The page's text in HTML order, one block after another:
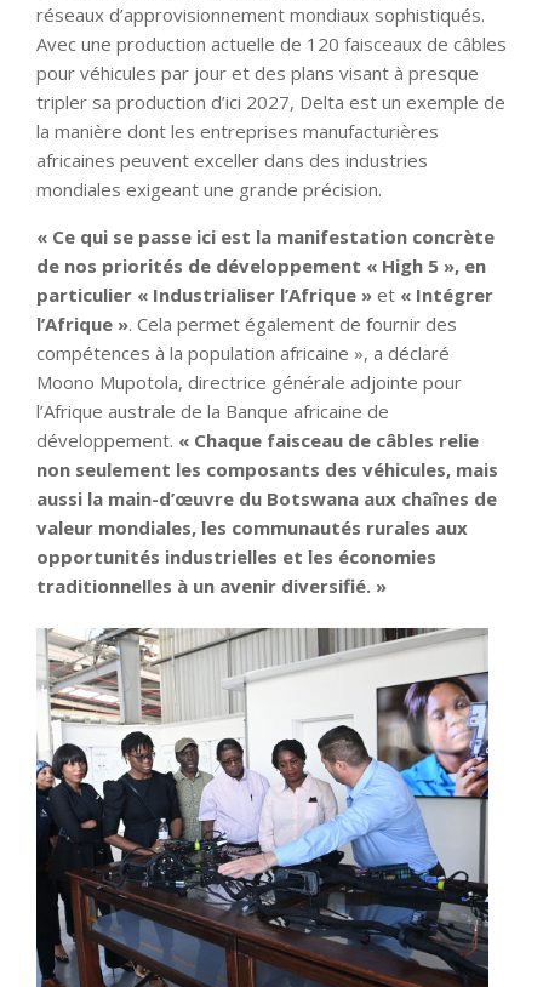
réseaux d’approvisionnement mondiaux sophistiqués.
Avec une production actuelle de 120 faisceaux de câbles
pour véhicules par jour et des plans visant à presque
tripler sa production d’ici 2027, Delta est un exemple de
la manière dont les entreprises manufacturières
africaines peuvent exceller dans des industries
mondiales exigeant une grande précision.
« Ce qui se passe ici est la manifestation concrète
de nos priorités de développement « High 5 », en
particulier « Industrialiser l’Afrique » et « Intégrer
l’Afrique ». Cela permet également de fournir des
compétences à la population africaine », a déclaré
Moono Mupotola, directrice générale adjointe pour
l’Afrique australe de la Banque africaine de
développement. « Chaque faisceau de câbles relie
non seulement les composants des véhicules, mais
aussi la main-d’œuvre du Botswana aux chaînes de
valeur mondiales, les communautés rurales aux
opportunités industrielles et les économies
traditionnelles à un avenir diversifié. »